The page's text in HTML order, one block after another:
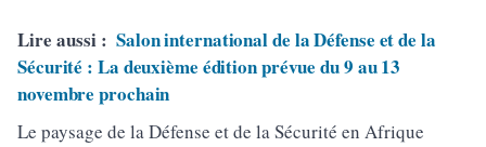
Lire aussi : Salon international de la Défense et de la
Sécurité : La deuxième édition prévue du 9 au 13
novembre prochain
Le paysage de la Défense et de la Sécurité en Afrique